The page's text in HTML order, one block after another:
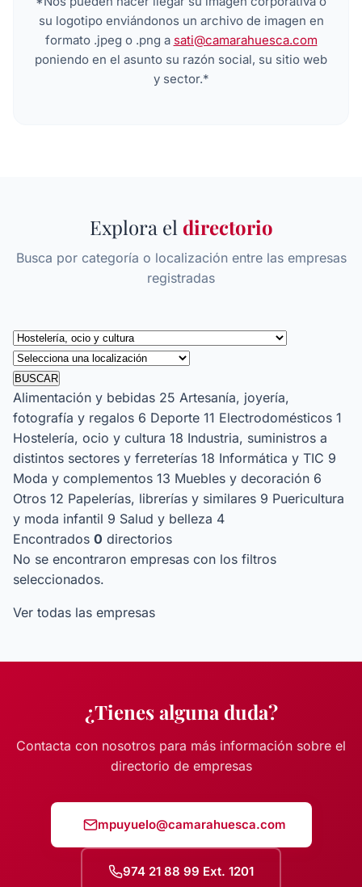
su logotipo enviándonos un archivo de imagen en
formato .jpeg o .png a sati@camarahuesca.com
poniendo en el asunto su razón social, su sitio web
y sector.*
Explora el directorio
Busca por categoría o localización entre las empresas
registradas
BUSCAR
Alimentación y bebidas 25 Artesanía, joyería,
fotografía y regalos 6 Deporte 11 Electrodomésticos 1
Hostelería, ocio y cultura 18 Industria, suministros a
distintos sectores y ferreterías 18 Informática y TIC 9
Moda y complementos 13 Muebles y decoración 6
Otros 12 Papelerías, librerías y similares 9 Puericultura
y moda infantil 9 Salud y belleza 4
Encontrados 0 directorios
No se encontraron empresas con los filtros
seleccionados.
Ver todas las empresas
¿Tienes alguna duda?
Contacta con nosotros para más información sobre el
directorio de empresas
mpuyuelo@camarahuesca.com
974 21 88 99 Ext. 1201